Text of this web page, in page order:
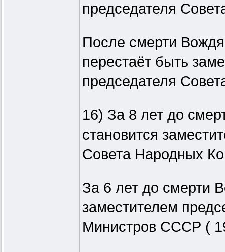
председателя
После смерти
перестаёт быть
председателя
16) За 8 лет до
становится
Совета Народных
За 6 лет до смерти
заместителем
Министров СССР (